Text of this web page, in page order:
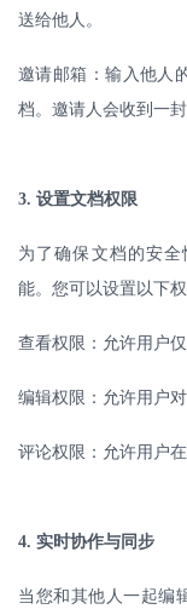
送给他人。
邀请邮箱：输入他人
档。邀请人会收到一
3. 设置文档权限
为了确保文档的安全
能。您可以设置以下权
查看权限：允许用户仅
编辑权限：允许用户对
评论权限：允许用户
4. 实时协作与同步
当您和其他人一起编